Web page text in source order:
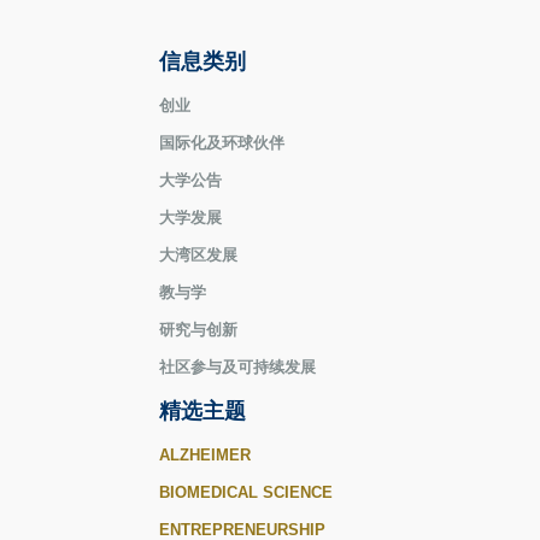
信息类别
创业
国际化及环球伙伴
大学公告
大学发展
大湾区发展
教与学
研究与创新
社区参与及可持续发展
精选主题
ALZHEIMER
BIOMEDICAL SCIENCE
ENTREPRENEURSHIP